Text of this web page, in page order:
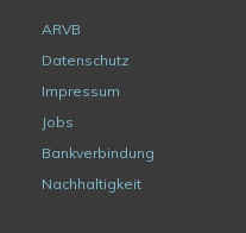
ARVB
Datenschutz
Impressum
Jobs
Bankverbindung
Nachhaltigkeit